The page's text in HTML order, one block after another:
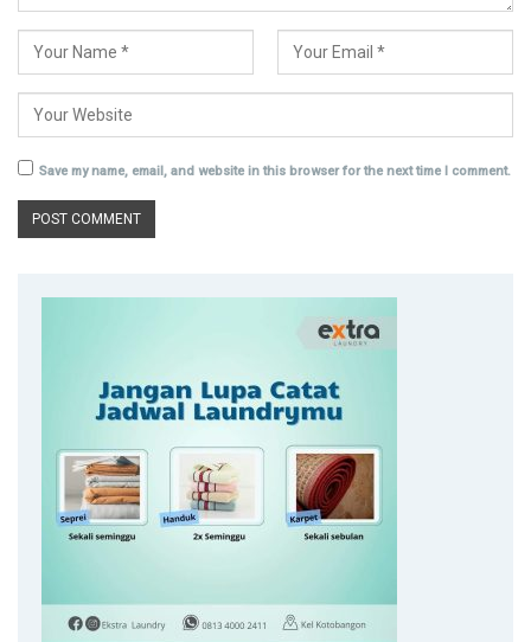
Save my name, email, and website in this browser for the next time I comment.